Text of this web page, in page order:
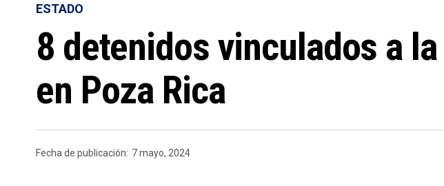
ESTADO
8 detenidos vinculados a
en Poza Rica
Fecha de publicación: 7 mayo, 2024